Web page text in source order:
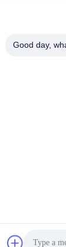
Good day,